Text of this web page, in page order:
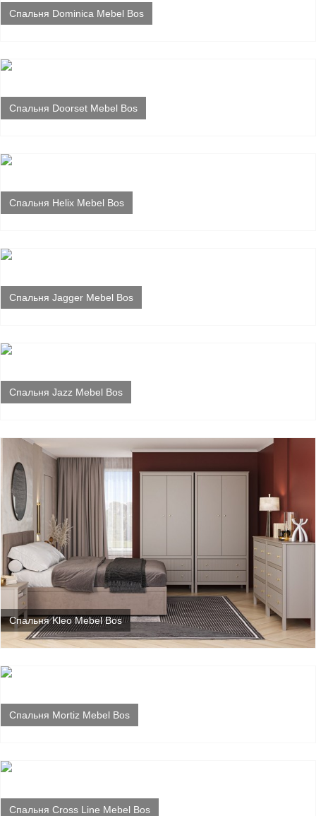
Спальня Dominica Mebel Bos
Спальня Doorset Mebel Bos
Спальня Helix Mebel Bos
Спальня Jagger Mebel Bos
Спальня Jazz Mebel Bos
Спальня Kleo Mebel Bos
Спальня Mortiz Mebel Bos
Спальня Cross Line Mebel Bos